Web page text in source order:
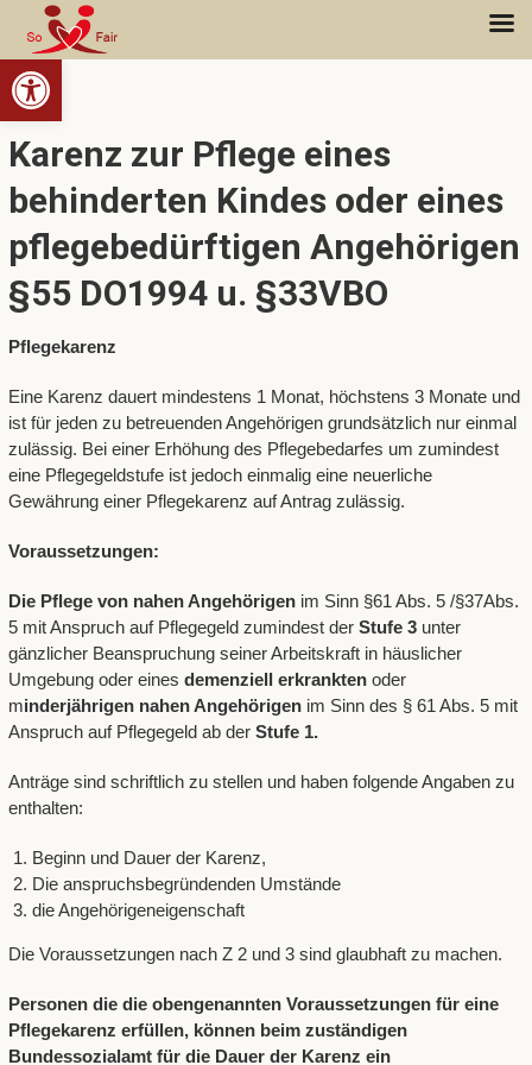
Open toolbar
Karenz zur Pflege eines
behinderten Kindes oder eines
pflegebedürftigen Angehörigen
§55 DO1994 u. §33VBO
Pflegekarenz
Eine Karenz dauert mindestens 1 Monat, höchstens 3 Monate und
ist für jeden zu betreuenden Angehörigen grundsätzlich nur einmal
zulässig. Bei einer Erhöhung des Pflegebedarfes um zumindest
eine Pflegegeldstufe ist jedoch einmalig eine neuerliche
Gewährung einer Pflegekarenz auf Antrag zulässig.
Voraussetzungen:
Die Pflege von nahen Angehörigenim Sinn §61 Abs. 5 /§37Abs.
5 mit Anspruch auf Pflegegeld zumindest der Stufe 3unter
gänzlicher Beanspruchung seiner Arbeitskraft in häuslicher
Umgebung oder eines demenziell erkranktenoder
minderjährigen nahen Angehörigenim Sinn des § 61 Abs. 5 mit
Anspruch auf Pflegegeld ab der Stufe 1.
Anträge sind schriftlich zu stellen und haben folgende Angaben zu
enthalten:
Beginn und Dauer der Karenz,
Die anspruchsbegründenden Umstände
die Angehörigeneigenschaft
Die Voraussetzungen nach Z 2 und 3 sind glaubhaft zu machen.
Personen die die obengenannten Voraussetzungen für eine
Pflegekarenz erfüllen, können beim zuständigen
Bundessozialamt für die Dauer der Karenz ein